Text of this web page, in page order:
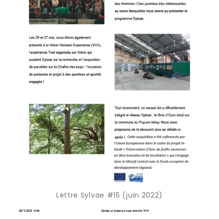
Lettre Sylvae #15 (juin 2022)